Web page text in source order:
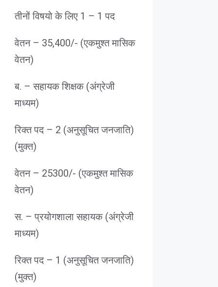
तीनों विषयो के लिए 1 – 1 पद
वेतन – 35,400/- (एकमुश्त मासिक
वेतन)
ब. – सहायक शिक्षक (अंग्रेजी
माध्यम)
रिक्त पद – 2 (अनुसूचित जनजाति)
(मुक्त)
वेतन – 25300/- (एकमुश्त मासिक
वेतन)
स. – प्रयोगशाला सहायक (अंग्रेजी
माध्यम)
रिक्त पद – 1 (अनुसूचित जनजाति)
(मुक्त)